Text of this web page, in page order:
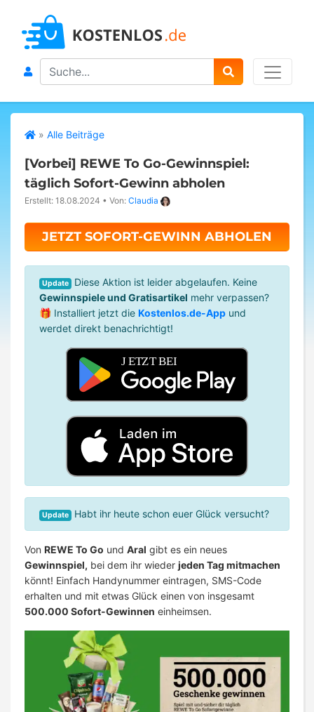
Search
» Alle Beiträge
[Vorbei] REWE To Go-Gewinnspiel:
täglich Sofort-Gewinn abholen
Erstellt: 18.08.2024 • Von: Claudia
JETZT SOFORT-GEWINN ABHOLEN
Update
Diese Aktion ist leider abgelaufen. Keine
Gewinnspiele und Gratisartikel mehr verpassen?
🎁 Installiert jetzt die Kostenlos.de-App und
werdet direkt benachrichtigt!
Update Habt ihr heute schon euer Glück versucht?
Von REWE To Go und Aral gibt es ein neues
Gewinnspiel, bei dem ihr wieder jeden Tag mitmachen
könnt! Einfach Handynummer eintragen, SMS-Code
erhalten und mit etwas Glück einen von insgesamt
500.000 Sofort-Gewinnen einheimsen.